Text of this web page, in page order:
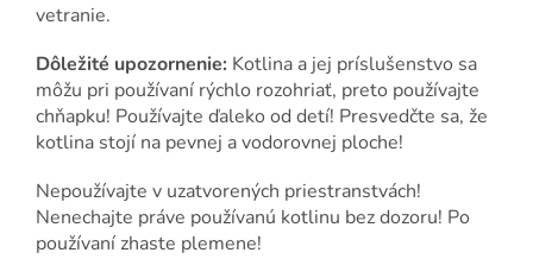
vetranie.
Dôležité upozornenie: Kotlina a jej príslušenstvo sa
môžu pri používaní rýchlo rozohriať, preto používajte
chňapku! Používajte ďaleko od detí! Presvedčte sa, že
kotlina stojí na pevnej a vodorovnej ploche!
Nepoužívajte v uzatvorených priestranstvách!
Nenechajte práve používanú kotlinu bez dozoru! Po
používaní zhaste plemene!